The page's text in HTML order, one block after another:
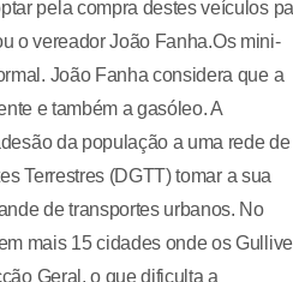
pela compra destes veículos
o vereador João Fanha.Os mini-
João Fanha considera que a
e também a gasóleo. A
da população a uma rede de
Terrestres (DGTT) tomar a sua
de transportes urbanos. No
mais 15 cidades onde os
Geral, o que dificulta a